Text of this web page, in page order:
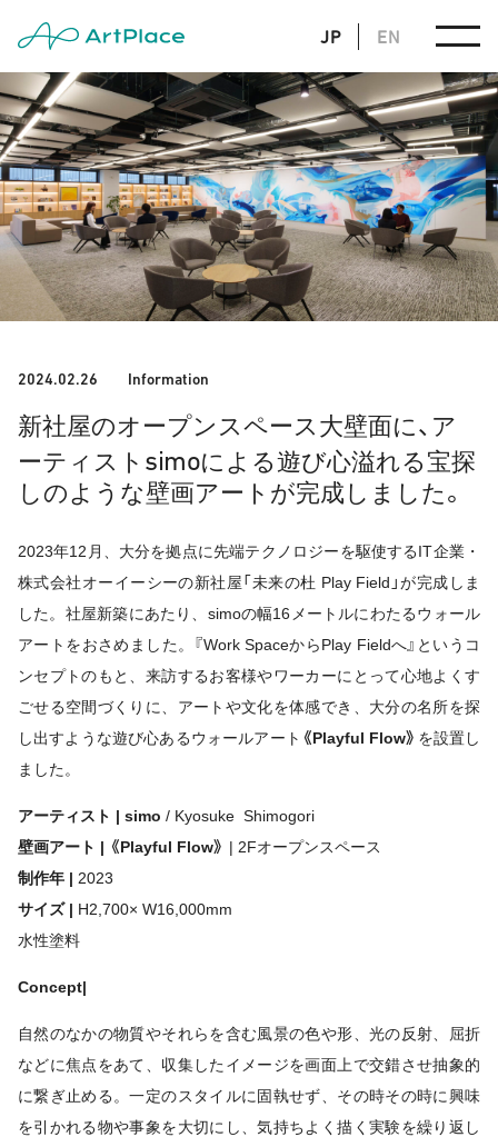
JP EN
2024.02.26 Information
新社屋のオープンスペース大壁面に、ア
ーティスト simoによる遊び心溢れる宝探
しのような壁画アートが完成しました。
2023年12月、大分を拠点に先端テクノロジーを駆使するIT企業・
株式会社オーイーシーの新社屋「未来の杜 Play Field」が完成しま
した。社屋新築にあたり、simoの幅16メートルにわたるウォール
アートをおさめました。『Work SpaceからPlay Fieldへ』というコ
ンセプトのもと、来訪するお客様やワーカーにとって心地よくす
ごせる空間づくりに、アートや文化を体感でき、大分の名所を探
し出すような遊び心あるウォールアート 《Playful Flow》 を設置し
ました。
アーティスト | simo / Kyosuke Shimogori
壁画アート | 《Playful Flow》 | 2Fオープンスペース
制作年 | 2023
サイズ | H2,700× W16,000mm
水性塗料
Concept|
自然のなかの物質やそれらを含む風景の色や形、光の反射、屈折
などに焦点をあて、収集したイメージを画面上で交錯させ抽象的
に繋ぎ止める。一定のスタイルに固執せず、その時その時に興味
を引かれる物や事象を大切にし、気持ちよく描く実験を繰り返し